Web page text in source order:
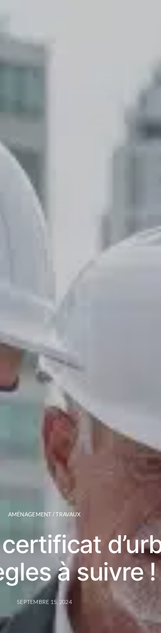
AMÉNAGEMENT / TRAVAUX
à suivre !
SEPTEMBRE 15, 2024